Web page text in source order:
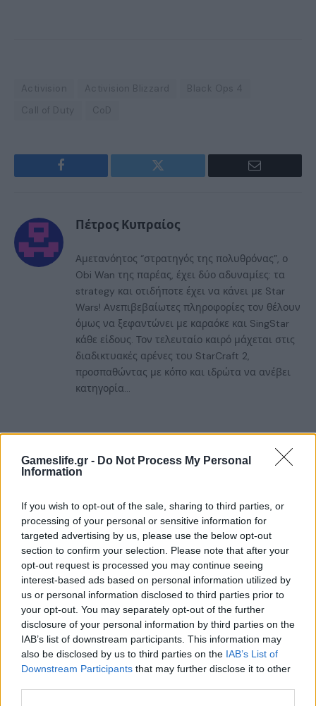
Gameslife.gr - Do Not Process My Personal
Information
If you wish to opt-out of the sale, sharing to third parties, or
processing of your personal or sensitive information for
targeted advertising by us, please use the below opt-out
section to confirm your selection. Please note that after your
opt-out request is processed you may continue seeing
interest-based ads based on personal information utilized by
us or personal information disclosed to third parties prior to
your opt-out. You may separately opt-out of the further
disclosure of your personal information by third parties on the
IAB’s list of downstream participants. This information may
also be disclosed by us to third parties on the IAB’s List of
Downstream Participants that may further disclose it to other
Activision Activision Blizzard
Black Ops 4
Call of Duty
CoD
Facebook Twitter Email
Πέτρος Κυπραίος
Αμετανόητος “στρατηγός της πολυθρόνας”, ο
Obi Wan της παρέας, έχει δύο αδυναμίες: τα
strategy και οτιδήποτε έχει να κάνει με Star
Wars! Ανεπιβεβαίωτες πληροφορίες τον θέλουν
όμως να ξεφαντώνει με καραόκε και SingStar
κάθε είδους. Τον τελευταίο καιρό μάχεται στις
διαδικτυακές αρένες του StarCraft 2,
προσπαθώντας με κόπο και ιδρώτα να ανέβει
κατηγορία...
RELATEDPOSTS
Summer Mode ON! Η LG μετατρέπει κάθε
στιγμή σε απόλυτη gaming εμπειρία!